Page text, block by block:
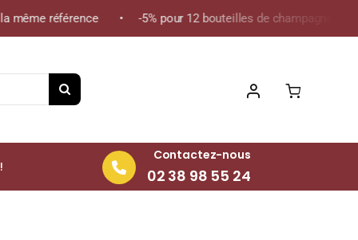
référence • -5% pour 12 bouteilles de champagne de la
Contactez-nous
02 38 98 55 24